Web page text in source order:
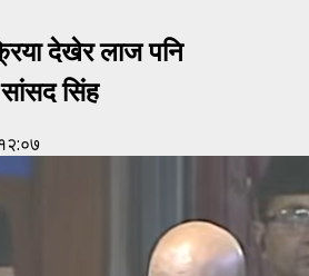
देखेर लाज पनि
सिंह